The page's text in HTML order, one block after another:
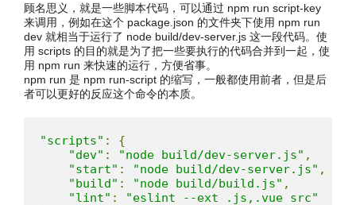
顾名思义，就是一些脚本代码，可以通过 npm run script-key
来调用，例如在这个 package.json 的文件夹下使用 npm run
dev 就相当于运行了 node build/dev-server.js 这一段代码。使
用 scripts 的目的就是为了把一些要执行的代码合并到一起，使
用 npm run 来快速的运行，方便省事。
npm run 是 npm run-script 的缩写，一般都使用前者，但是后
者可以更好的反应这个命令的本质。
"scripts" :
{
"dev" : "node build/dev-server.js" ,
"start" : "node build/dev-server.js" ,
"build" : "node build/build.js" ,
"lint" :
"eslint --ext .js,.vue src"